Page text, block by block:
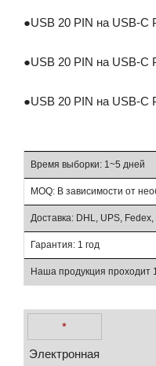
●USB 20 PIN на USB-C
●USB 20 PIN на USB-C
●USB 20 PIN на USB-C
Время выборки: 1~5 дней
MOQ: В зависимости от
Доставка: DHL, UPS,
Гарантия: 1 год
Наша продукция проходит
*
Электронная